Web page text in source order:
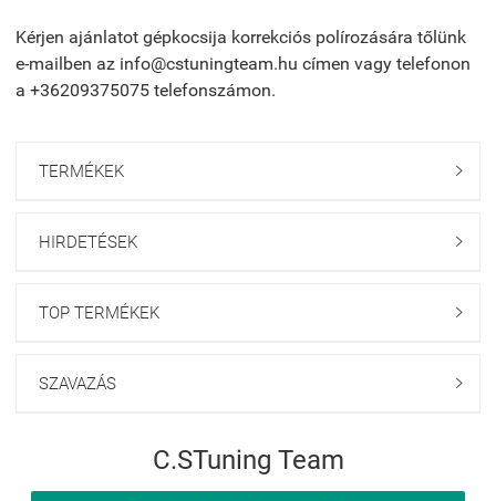
Kérjen ajánlatot gépkocsija korrekciós polírozására tőlünk
e-mailben az info@cstuningteam.hu címen vagy telefonon
a +36209375075 telefonszámon.
TERMÉKEK 
HIRDETÉSEK 
TOP TERMÉKEK 
SZAVAZÁS 
C.STuning Team